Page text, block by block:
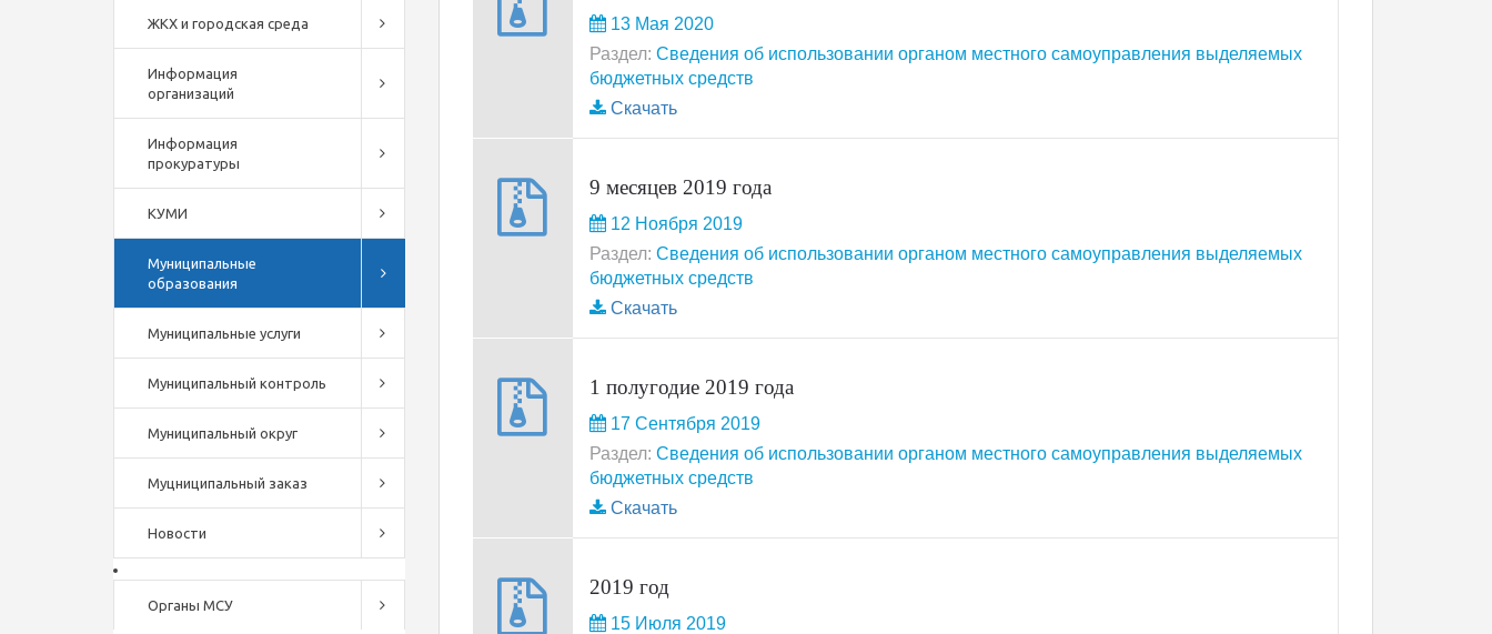
ЖКХ и городская среда
Информация
организаций
Информация
прокуратуры
КУМИ
Муниципальные
образования
Муниципальные услуги
Муниципальный контроль
Муниципальный округ
Муцниципальный заказ
Новости
Органы МСУ
13 Мая 2020
Раздел: Сведения об использовании органом местного самоуправления выделяемых
бюджетных средств
Скачать
9 месяцев 2019 года
12 Ноября 2019
Раздел: Сведения об использовании органом местного самоуправления выделяемых
бюджетных средств
Скачать
1 полугодие 2019 года
17 Сентября 2019
Раздел: Сведения об использовании органом местного самоуправления выделяемых
бюджетных средств
Скачать
2019 год
15 Июля 2019